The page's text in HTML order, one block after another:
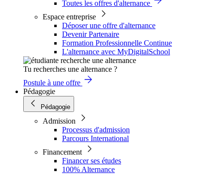
Toutes les offres d'alternance
Espace entreprise
Déposer une offre d'alternance
Devenir Partenaire
Formation Professionnelle Continue
L'alternance avec MyDigitalSchool
Tu recherches une alternance ?
Postule à une offre
Pédagogie
Pédagogie
Admission
Processus d'admission
Parcours International
Financement
Financer ses études
100% Alternance